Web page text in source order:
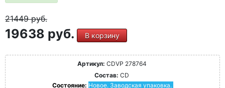
21449руб.
19638 руб. В корзину
Артикул: CDVP 278764
Состав: CD
Состояние: Новое. Заводская упаковка.